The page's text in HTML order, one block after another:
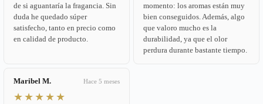
de si aguantaría la fragancia. Sin
duda he quedado súper
satisfecho, tanto en precio como
en calidad de producto.
momento: los aromas están muy
bien conseguidos. Además, algo
que valoro mucho es la
durabilidad, ya que el olor
perdura durante bastante tiempo.
Maribel M. Hace 5 meses
★★★★★